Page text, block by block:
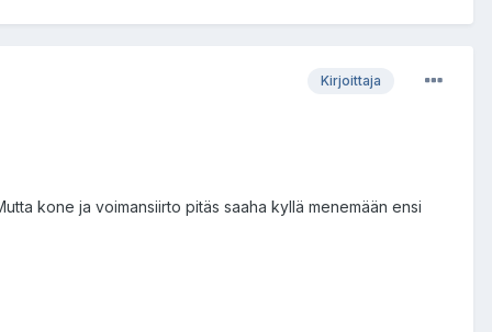
Kirjoittaja
kone ja voimansiirto pitäs saaha kyllä menemään ensi